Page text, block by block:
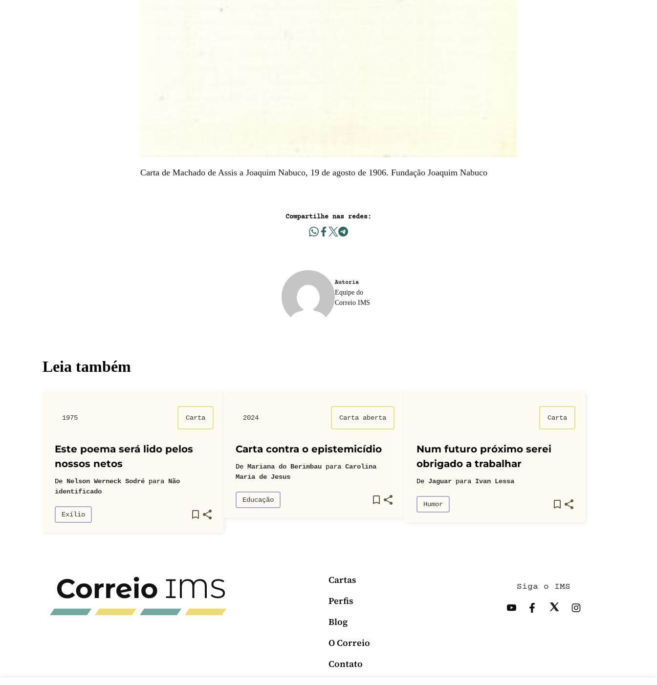
Carta de Machado de Assis a Joaquim Nabuco, 19 de agosto de 1906. Fundação Joaquim Nabuco
Compartilhe nas redes:
Autoria
Equipe do
Correio IMS
Leia também
1975 Carta
Este poema será lido pelos
nossos netos
De Nelson Werneck Sodré para Não
identificado
Exílio
2024 Carta aberta
Carta contra o epistemicídio
De Mariana do Berimbau para Carolina
Maria de Jesus
Educação
Carta
Num futuro próximo serei
obrigado a trabalhar
De Jaguar para Ivan Lessa
Humor
Cartas
Perfis
Blog
O Correio
Contato
Siga o IMS